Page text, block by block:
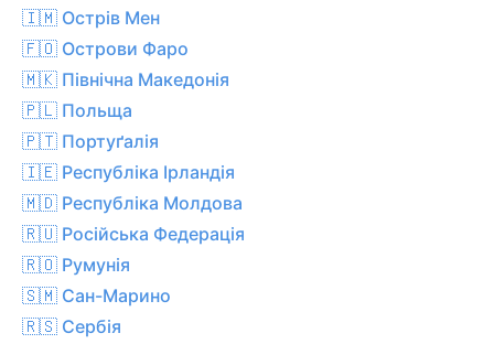
🇮🇲 Острів Мен
🇫🇴 Острови Фаро
🇲🇰 Північна Македонія
🇵🇱 Польща
🇵🇹 Портуґалія
🇮🇪 Республіка Ірландія
🇲🇩 Республіка Молдова
🇷🇺 Російська Федерація
🇷🇴 Румунія
🇸🇲 Сан-Марино
🇷🇸 Сербія